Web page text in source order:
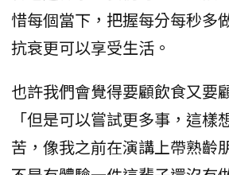
惜每個當下，把握每分每秒多
抗衰更可以享受生活。
也許我們會覺得要顧飲食又要
「但是可以嘗試更多事，這樣
苦，像我之前在演講上帶熟齡